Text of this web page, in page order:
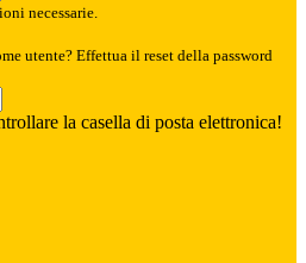
necessarie.
utente? Effettua il reset della password
la casella di posta elettronica!